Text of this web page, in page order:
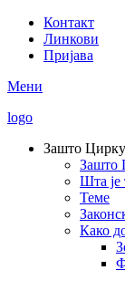
Skip
main
Secondary
Menu
Контакт
Линкови
Пријава
Мени
logo
navigation
Зашто
Зашто
Шта је
Теме
Како